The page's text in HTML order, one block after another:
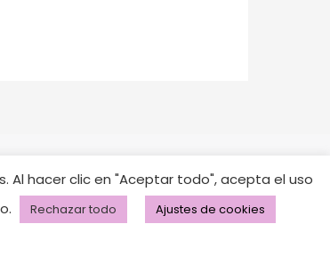
cookies
Al hacer clic en "Aceptar todo", acepta el uso
Rechazar todo Ajustes de cookies